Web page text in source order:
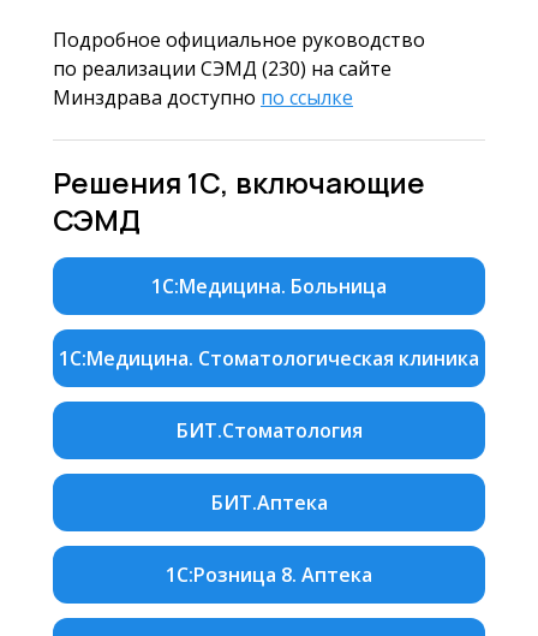
Подробное официальное руководство
по реализации СЭМД (230) на сайте
Минздрава доступно по ссылке
Решения 1С, включающие
СЭМД
1С:Медицина. Стоматологическая клиника
БИТ.Аптека
1С:Медицина. Больница
БИТ.Стоматология
1С:Розница 8. Аптека